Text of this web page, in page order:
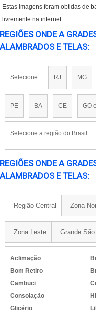
Estas imagens foram obtidas de
livremente na internet
REGIÕES ONDE A
ALAMBRADOS E TELAS:
Selecione RJ MG
PE BA CE GO
Selecione a região do Brasil
REGIÕES ONDE A
ALAMBRADOS E TELAS:
Região Central Zona
Zona Leste Grande
Aclimação
Bom Retiro
Cambuci
Consolação
Glicério